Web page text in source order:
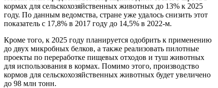
кормах для сельскохозяйственных животных до 13% к 2025
году. По данным ведомства, стране уже удалось снизить этот
показатель с 17,8% в 2017 году до 14,5% в 2022-м.
Кроме того, к 2025 году планируется одобрить к применению
до двух микробных белков, а также реализовать пилотные
проекты по переработке пищевых отходов и туш животных
для использования в кормах. Помимо этого, производство
кормов для сельскохозяйственных животных будет увеличено
до 98 млн тонн.